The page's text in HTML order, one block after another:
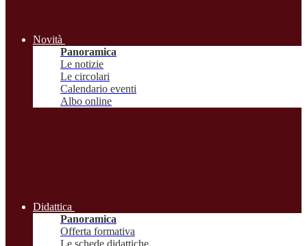
Novità
Panoramica
Le notizie
Le circolari
Calendario eventi
Albo online
Didattica
Panoramica
Offerta formativa